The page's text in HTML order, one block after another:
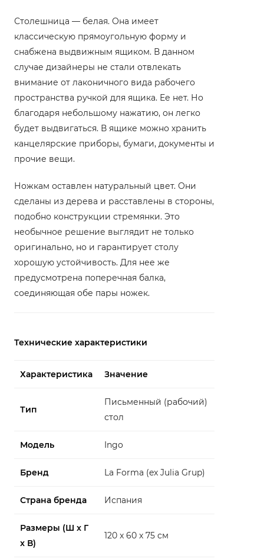
Столешница — белая. Она имеет
классическую прямоугольную форму и
снабжена выдвижным ящиком. В данном
случае дизайнеры не стали отвлекать
внимание от лаконичного вида рабочего
пространства ручкой для ящика. Ее нет. Но
благодаря небольшому нажатию, он легко
будет выдвигаться. В ящике можно хранить
канцелярские приборы, бумаги, документы и
прочие вещи.
Ножкам оставлен натуральный цвет. Они
сделаны из дерева и расставлены в стороны,
подобно конструкции стремянки. Это
необычное решение выглядит не только
оригинально, но и гарантирует столу
хорошую устойчивость. Для нее же
предусмотрена поперечная балка,
соединяющая обе пары ножек.
Технические характеристики
Характеристика Значение
Тип
Письменный (рабочий)
стол
Модель Ingo
Бренд La Forma (ex Julia Grup)
Страна бренда Испания
Размеры (Ш x Г
x В)
120 x 60 x 75 см